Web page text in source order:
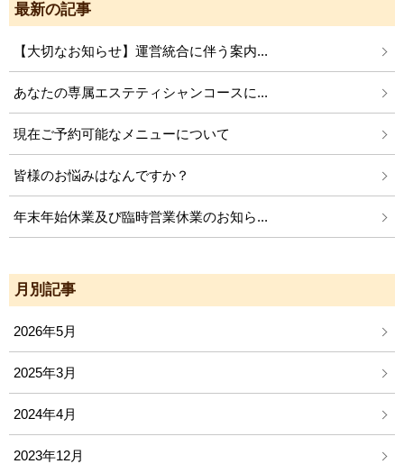
最新の記事
【大切なお知らせ】運営統合に伴う案内...
あなたの専属エステティシャンコースに...
現在ご予約可能なメニューについて
皆様のお悩みはなんですか？
年末年始休業及び臨時営業休業のお知ら...
月別記事
2026年5月
2025年3月
2024年4月
2023年12月